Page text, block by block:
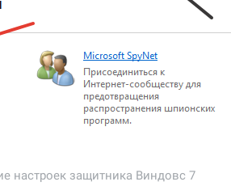
настроек защитника Виндовс 7